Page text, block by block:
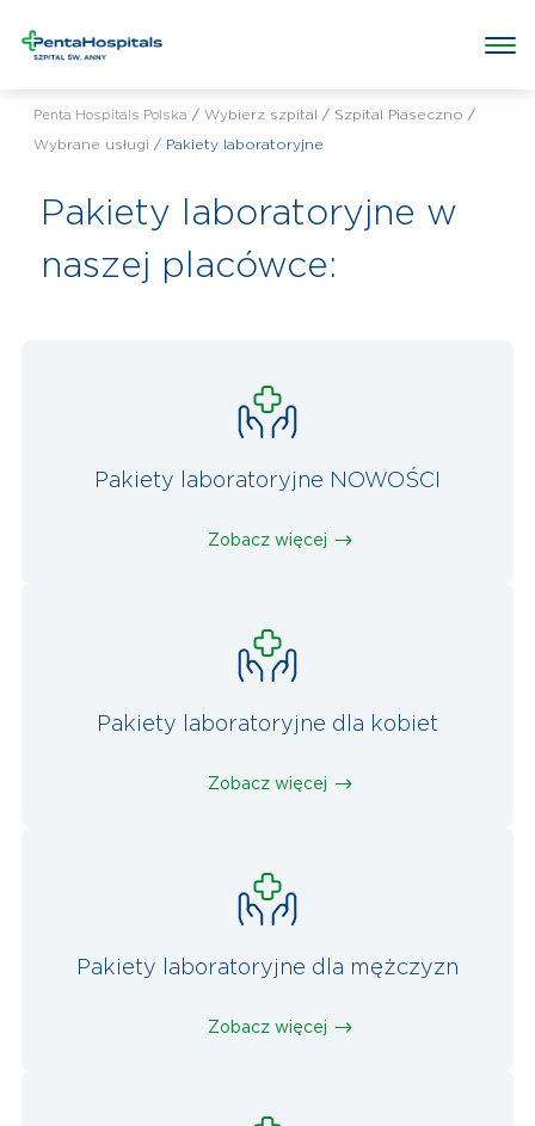
w szpitalu Wybrane usługi
Penta Hospitals Polska / Wybierz szpital / Szpital Piaseczno /
Wybrane usługi / Pakiety laboratoryjne
Pakiety laboratoryjne w
naszej placówce:
Pakiety laboratoryjne NOWOŚCI
Zobacz więcej
Pakiety laboratoryjne dla kobiet
Zobacz więcej
Pakiety laboratoryjne dla mężczyzn
Zobacz więcej